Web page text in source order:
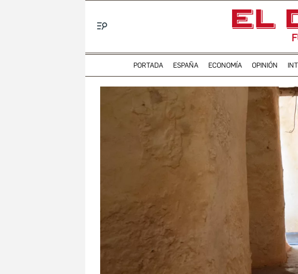
PORTADA ESPAÑA ECONOMÍA OPINIÓN